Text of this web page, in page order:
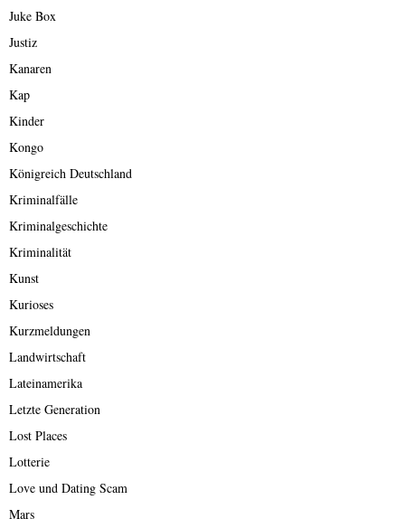
Juke Box
Justiz
Kanaren
Kap
Kinder
Kongo
Königreich Deutschland
Kriminalfälle
Kriminalgeschichte
Kriminalität
Kunst
Kurioses
Kurzmeldungen
Landwirtschaft
Lateinamerika
Letzte Generation
Lost Places
Lotterie
Love und Dating Scam
Mars